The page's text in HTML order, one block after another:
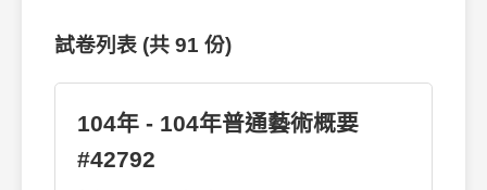
試卷列表 (共 91 份)
104年 - 104年普通藝術概要
#42792